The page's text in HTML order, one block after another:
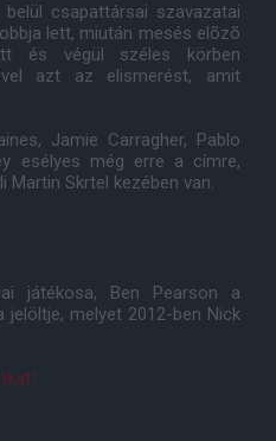
csapattársai szavazatai
lett, miután mesés elõzõ
és végül széles körben
azt az elismerést, amit
Jamie Carragher, Pablo
esélyes még erre a címre,
Martin Skrtel kezében van.
játékosa, Ben Pearson a
melyet 2012-ben Nick